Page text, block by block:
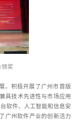
领奖
，积极开展了广州市首版
具技术先进性与市场应用
软件、人工智能和信息安
广州软件产业的创新活力